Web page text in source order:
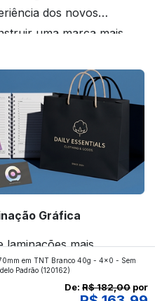
dos novos
uma marca mais
Gráfica
laminações mais
gráfica FuturaIM? Então,
revelar para você!
em TNT Branco 40g - 4x0 - Sem
Padrão(120162)
De: R$ 182,00 por